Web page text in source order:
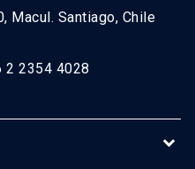
Macul. Santiago, Chile
2 2354 4028